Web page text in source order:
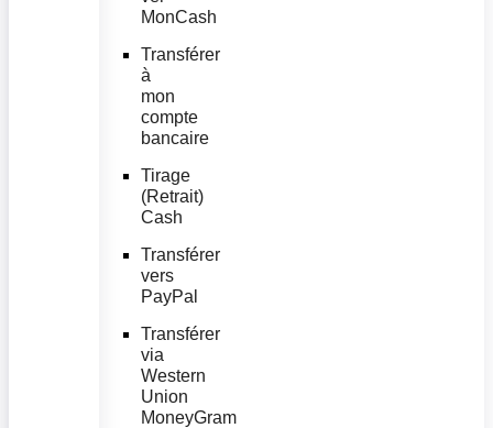
MonCash
Transférer
à
mon
compte
bancaire
Tirage
(Retrait)
Cash
Transférer
vers
PayPal
Transférer
via
Western
Union
MoneyGram